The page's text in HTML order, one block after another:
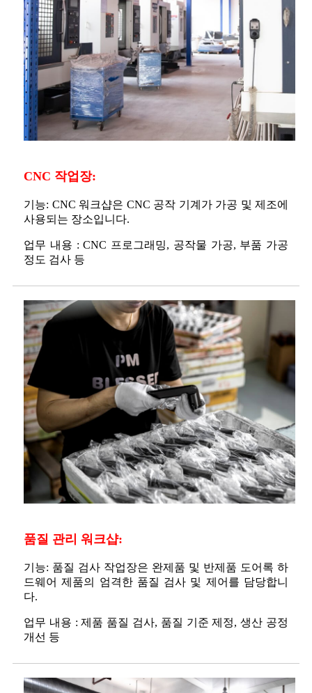
CNC 작업장:
기능: CNC 워크샵은 CNC 공작 기계가 가공 및 제조에
사용되는 장소입니다.
업무 내용 : CNC 프로그래밍, 공작물 가공, 부품 가공
정도 검사 등
품질 관리 워크샵:
기능: 품질 검사 작업장은 완제품 및 반제품 도어록 하
드웨어 제품의 엄격한 품질 검사 및 제어를 담당합니
다.
업무 내용 : 제품 품질 검사, 품질 기준 제정, 생산 공정
개선 등